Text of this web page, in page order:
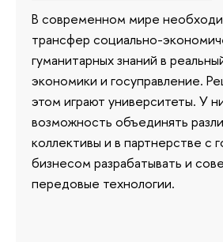
В современном мире
трансфер социально-
гуманитарных знаний в
экономики и госуправление.
этом играют университеты. У
возможность объединять
коллективы и в партнерстве с
бизнесом разрабатывать и
передовые технологии.